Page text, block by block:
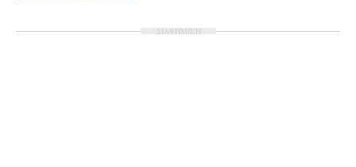
ΔΙΑΦΗΜΙΣΗ